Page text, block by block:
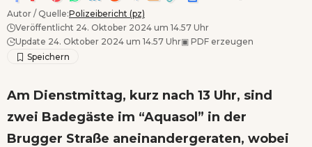
Autor / Quelle:Polizeibericht (pz)
Veröffentlicht 24. Oktober 2024 um 14.57 Uhr
Update 24. Oktober 2024 um 14.57 Uhr▣ PDF erzeugen
Am Dienstmittag, kurz nach 13 Uhr, sind
zwei Badegäste im “Aquasol” in der
Brugger Straße aneinandergeraten, wobei